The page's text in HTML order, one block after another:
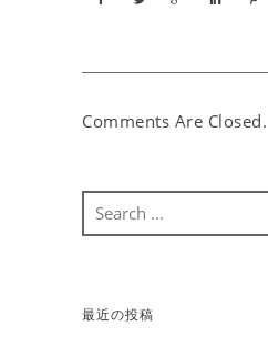
Comments Are Closed.
最近の投稿